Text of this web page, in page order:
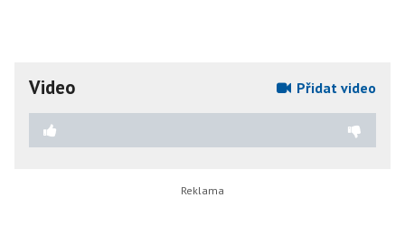
Video Přidat video